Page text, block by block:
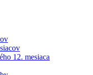
12. mesiaca